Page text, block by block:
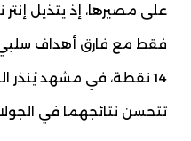
14 نقطة، في مشهد يُنذر
تتحسن نتائجهما في